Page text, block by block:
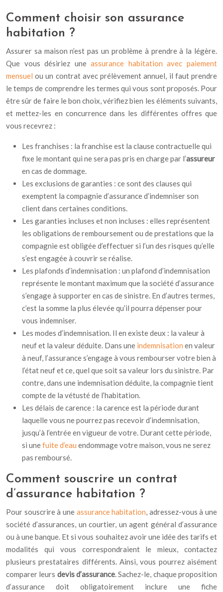
Comment choisir son assurance
habitation ?
Assurer sa maison n’est pas un problème à prendre à la légère.
Que vous désiriez uneassurance habitation avec paiement
mensuel ou un contrat avec prélèvement annuel, il faut prendre
le temps de comprendre les termes qui vous sont proposés. Pour
être sûr de faire le bon choix, vérifiez bien les éléments suivants,
et mettez-les en concurrence dans les différentes offres que
vous recevrez :
Les franchises : la franchise est la clause contractuelle qui
fixe le montant qui ne sera pas pris en charge par l’assureur
en cas de dommage.
Les exclusions de garanties : ce sont des clauses qui
exemptent la compagnie d’assurance d’indemniser son
client dans certaines conditions.
Les garanties incluses et non incluses : elles représentent
les obligations de remboursement ou de prestations que la
compagnie est obligée d’effectuer si l’un des risques qu’elle
s’est engagée à couvrir se réalise.
Les plafonds d’indemnisation : un plafond d’indemnisation
représente le montant maximum que la société d’assurance
s’engage à supporter en cas de sinistre. En d’autres termes,
c’est la somme la plus élevée qu’il pourra dépenser pour
vous indemniser.
Les modes d’indemnisation. Il en existe deux : la valeur à
neuf et la valeur déduite. Dans une indemnisation en valeur
à neuf, l’assurance s’engage à vous rembourser votre bien à
l’état neuf et ce, quel que soit sa valeur lors du sinistre. Par
contre, dans une indemnisation déduite, la compagnie tient
compte de la vétusté de l’habitation.
Les délais de carence : la carence est la période durant
laquelle vous ne pourrez pas recevoir d’indemnisation,
jusqu’à l’entrée en vigueur de votre. Durant cette période,
si unefuite d’eau endommage votre maison, vous ne serez
pas remboursé.
Comment souscrire un contrat
d’assurance habitation ?
Pour souscrire à une assurance habitation, adressez-vous à une
société d’assurances, un courtier, un agent général d’assurance
ou à une banque. Et si vous souhaitez avoir une idée des tarifs et
modalités qui vous correspondraient le mieux, contactez
plusieurs prestataires différents. Ainsi, vous pourrez aisément
comparer leurs devis d’assurance. Sachez-le, chaque proposition
d’assurance doit obligatoirement inclure une fiche